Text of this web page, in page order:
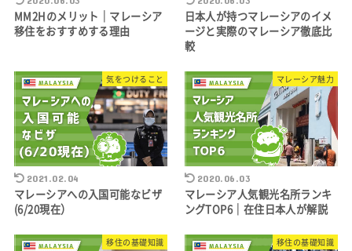
MM2Hのメリット｜マレーシア
移住をおすすめする理由
日本人が持つマレーシアのイメ
ージと実際のマレーシア徹底比
較
気をつけること
2021.02.04
マレーシアへの入国可能なビザ
(6/20現在）
マレーシア魅力
2020.06.03
マレーシア人気観光名所ランキ
ングTOP6｜在住日本人が解説
移住の基礎知識 移住の基礎知識